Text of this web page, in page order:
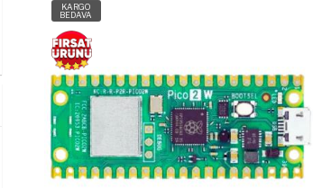
KARGO
BEDAVA